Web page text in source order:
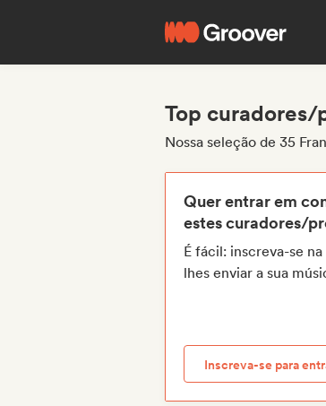
Top curadores/
Nossa seleção de 35
Quer entrar em
estes curadores/
É fácil: inscreva-se
lhes enviar a sua
Inscreva-se para